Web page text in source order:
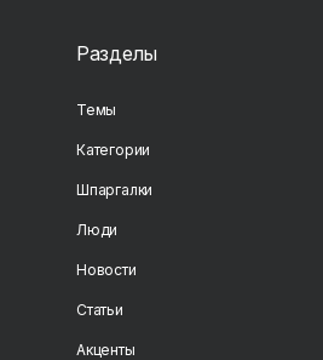
Разделы
Темы
Категории
Шпаргалки
Люди
Новости
Статьи
Акценты